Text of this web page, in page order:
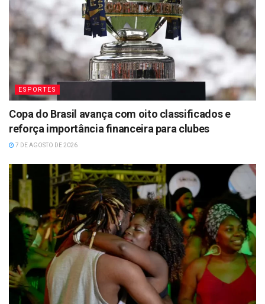
ESPORTES
Copa do Brasil avança com oito classificados e
reforça importância financeira para clubes
7 DE AGOSTO DE 2026